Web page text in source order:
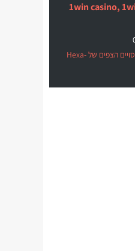
1win casino,
סיכום הניסוי ב'מקורות': בחינת הכיסויים הצפים של Hexa-